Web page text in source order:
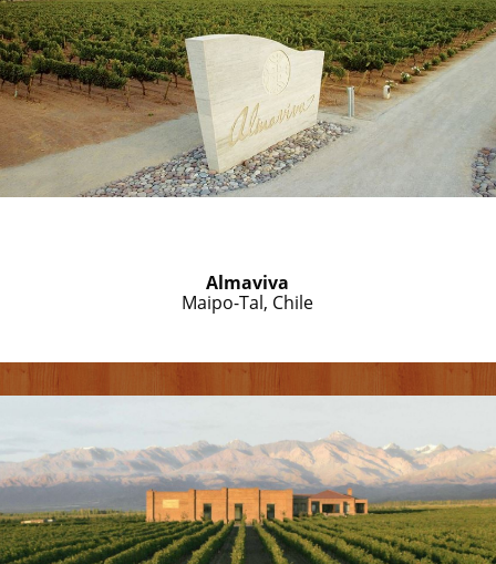
Almaviva
Maipo-Tal, Chile